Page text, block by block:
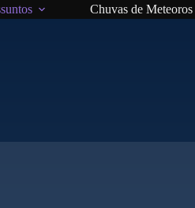
Chuvas de Meteoros